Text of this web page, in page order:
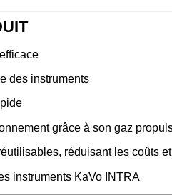
des instruments
grâce à son gaz
réduisant les coûts
instruments KaVo INTRA